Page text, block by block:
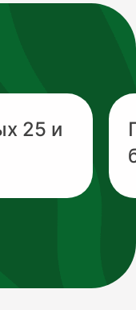
25 и